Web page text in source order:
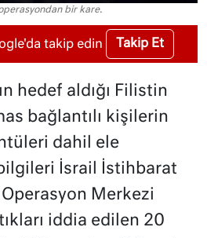
bir kare.
takip edin Takip Et
hedef aldığı Filistin
bağlantılı kişilerin
dahil ele
İsrail İstihbarat
Merkezi
iddia edilen 20